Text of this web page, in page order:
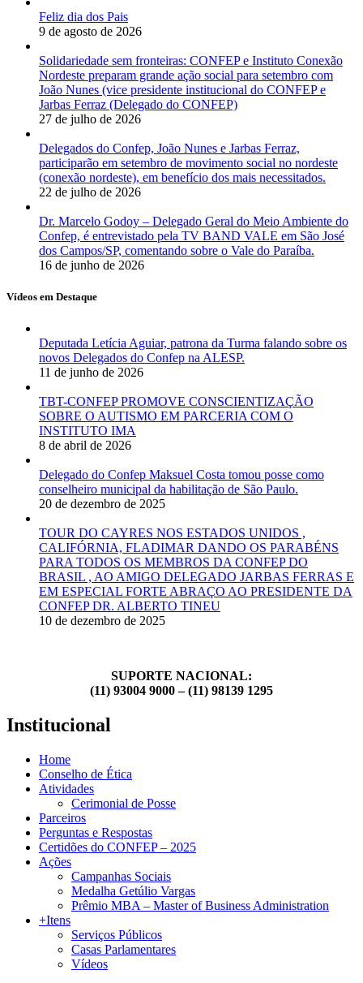
Feliz dia dos Pais
9 de agosto de 2026
Solidariedade sem fronteiras: CONFEP e Instituto Conexão
Nordeste preparam grande ação social para setembro com
João Nunes (vice presidente institucional do CONFEP e
Jarbas Ferraz (Delegado do CONFEP)
27 de julho de 2026
Delegados do Confep, João Nunes e Jarbas Ferraz,
participarão em setembro de movimento social no nordeste
(conexão nordeste), em benefício dos mais necessitados.
22 de julho de 2026
Dr. Marcelo Godoy – Delegado Geral do Meio Ambiente do
Confep, é entrevistado pela TV BAND VALE em São José
dos Campos/SP, comentando sobre o Vale do Paraíba.
16 de junho de 2026
Vídeos em Destaque
Deputada Letícia Aguiar, patrona da Turma falando sobre os
novos Delegados do Confep na ALESP.
11 de junho de 2026
TBT-CONFEP PROMOVE CONSCIENTIZAÇÃO
SOBRE O AUTISMO EM PARCERIA COM O
INSTITUTO IMA
8 de abril de 2026
Delegado do Confep Maksuel Costa tomou posse como
conselheiro municipal da habilitação de São Paulo.
20 de dezembro de 2025
TOUR DO CAYRES NOS ESTADOS UNIDOS ,
CALIFÓRNIA, FLADIMAR DANDO OS PARABÉNS
PARA TODOS OS MEMBROS DA CONFEP DO
BRASIL , AO AMIGO DELEGADO JARBAS FERRAS E
EM ESPECIAL FORTE ABRAÇO AO PRESIDENTE DA
CONFEP DR. ALBERTO TINEU
10 de dezembro de 2025
SUPORTE NACIONAL:
(11) 93004 9000 – (11) 98139 1295
Institucional
Home
Conselho de Ética
Atividades
Cerimonial de Posse
Parceiros
Perguntas e Respostas
Certidões do CONFEP – 2025
Ações
Campanhas Sociais
Medalha Getúlio Vargas
Prêmio MBA – Master of Business Administration
+Itens
Serviços Públicos
Casas Parlamentares
Vídeos